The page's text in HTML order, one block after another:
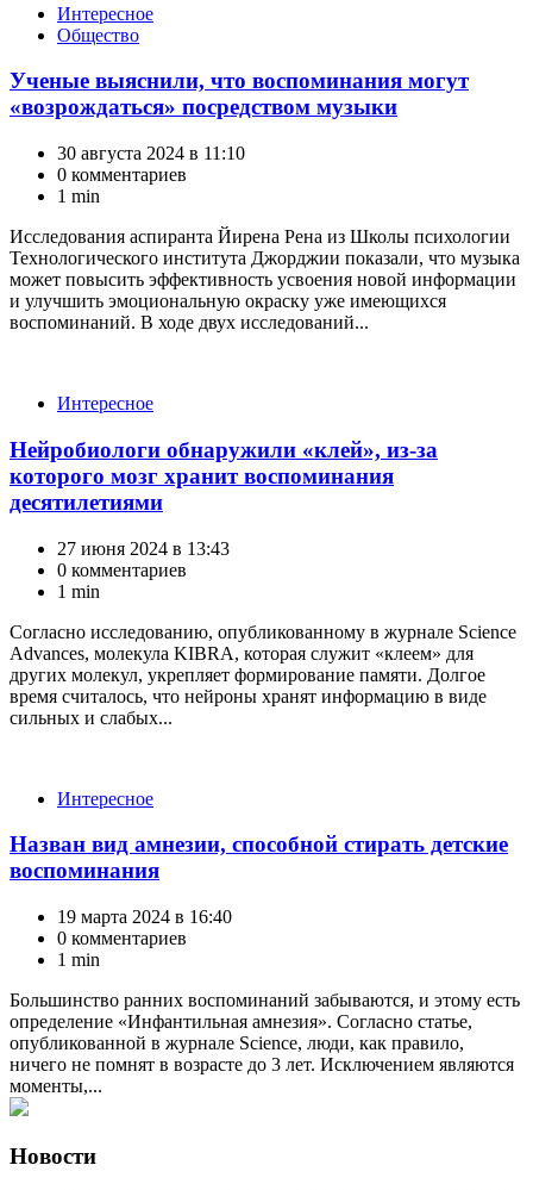
КатегорииИнтересное
Общество
Ученые выяснили, что воспоминания могут
«возрождаться» посредством музыки
30 августа 2024 в 11:10
0 комментариев
1 min
Исследования аспиранта Йирена Рена из Школы психологии
Технологического института Джорджии показали, что музыка
может повысить эффективность усвоения новой информации
и улучшить эмоциональную окраску уже имеющихся
воспоминаний. В ходе двух исследований...
КатегорииИнтересное
Нейробиологи обнаружили «клей», из-за
которого мозг хранит воспоминания
десятилетиями
27 июня 2024 в 13:43
0 комментариев
1 min
Согласно исследованию, опубликованному в журнале Science
Advances, молекула KIBRA, которая служит «клеем» для
других молекул, укрепляет формирование памяти. Долгое
время считалось, что нейроны хранят информацию в виде
сильных и слабых...
КатегорииИнтересное
Назван вид амнезии, способной стирать детские
воспоминания
19 марта 2024 в 16:40
0 комментариев
1 min
Большинство ранних воспоминаний забываются, и этому есть
определение «Инфантильная амнезия». Согласно статье,
опубликованной в журнале Science, люди, как правило,
ничего не помнят в возрасте до 3 лет. Исключением являются
моменты,...
Новости